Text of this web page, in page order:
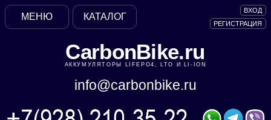
CarbonBike.ru
АККУМУЛЯТОРЫ LIFEPO4, LTO И LI-ION
info@carbonbike.ru
ВХОД
РЕГИСТРАЦИЯ
КАТАЛОГ
МЕНЮ